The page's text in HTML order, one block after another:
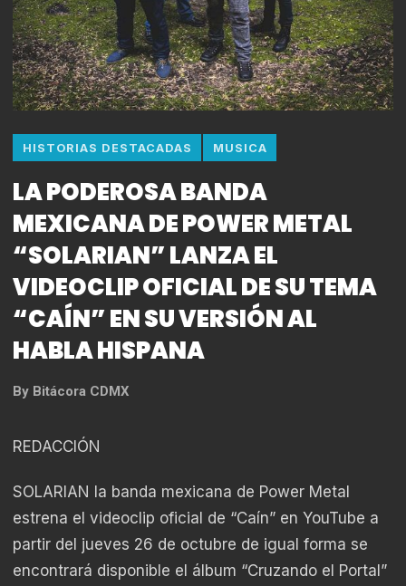
HISTORIAS DESTACADAS MUSICA
LA PODEROSA BANDA
MEXICANA DE POWER METAL
“SOLARIAN” LANZA EL
VIDEOCLIP OFICIAL DE SU TEMA
“CAÍN” EN SU VERSIÓN AL
HABLA HISPANA
By Bitácora CDMX
REDACCIÓN
SOLARIAN la banda mexicana de Power Metal
estrena el videoclip oficial de “Caín” en YouTube a
partir del jueves 26 de octubre de igual forma se
encontrará disponible el álbum “Cruzando el Portal”